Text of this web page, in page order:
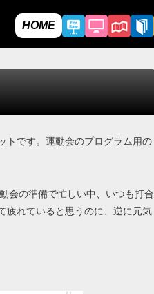
HOME
トです。運動会のプログラム用の
会の準備で忙しい中、いつも打合
疲れていると思うのに、逆に元気